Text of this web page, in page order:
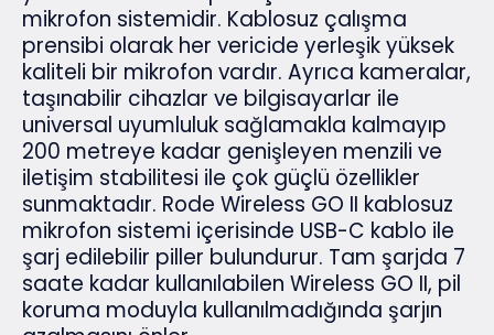
mikrofon sistemidir. Kablosuz çalışma
prensibi olarak her vericide yerleşik yüksek
kaliteli bir mikrofon vardır. Ayrıca kameralar,
taşınabilir cihazlar ve bilgisayarlar ile
universal uyumluluk sağlamakla kalmayıp
200 metreye kadar genişleyen menzili ve
iletişim stabilitesi ile çok güçlü özellikler
sunmaktadır. Rode Wireless GO II kablosuz
mikrofon sistemi içerisinde USB-C kablo ile
şarj edilebilir piller bulundurur. Tam şarjda 7
saate kadar kullanılabilen Wireless GO II, pil
koruma moduyla kullanılmadığında şarjın